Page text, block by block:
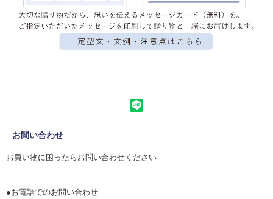
お問い合わせ
お買い物に困ったらお問い合わせください
●お電話でのお問い合わせ